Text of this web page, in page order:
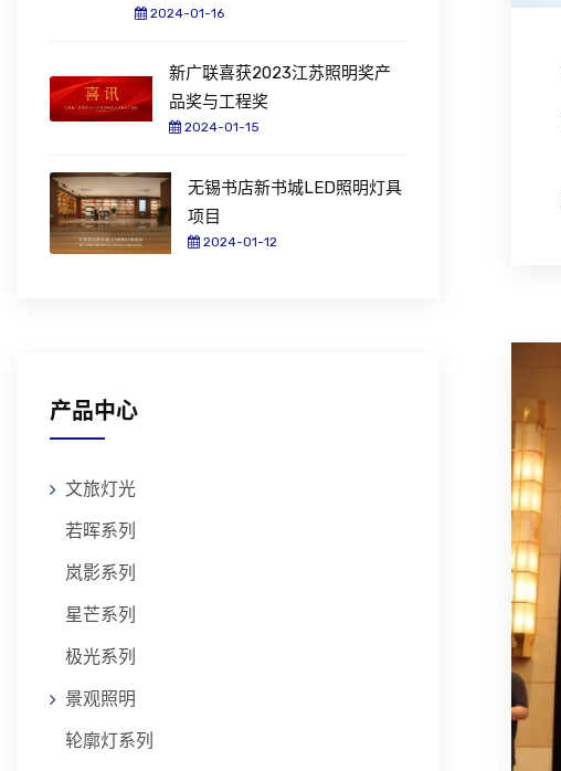
2024-01-16
新广联喜获2023江苏照明奖产
品奖与工程奖
2024-01-15
无锡书店新书城LED照明灯具
项目
2024-01-12
产品中心
文旅灯光
若晖系列
岚影系列
星芒系列
极光系列
景观照明
轮廓灯系列